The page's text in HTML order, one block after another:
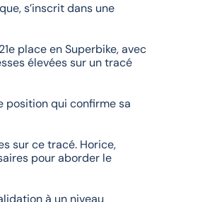
s’inscrit dans une
place en Superbike, avec
élevées sur un tracé
position qui confirme sa
sur ce tracé. Horice,
pour aborder le
à un niveau